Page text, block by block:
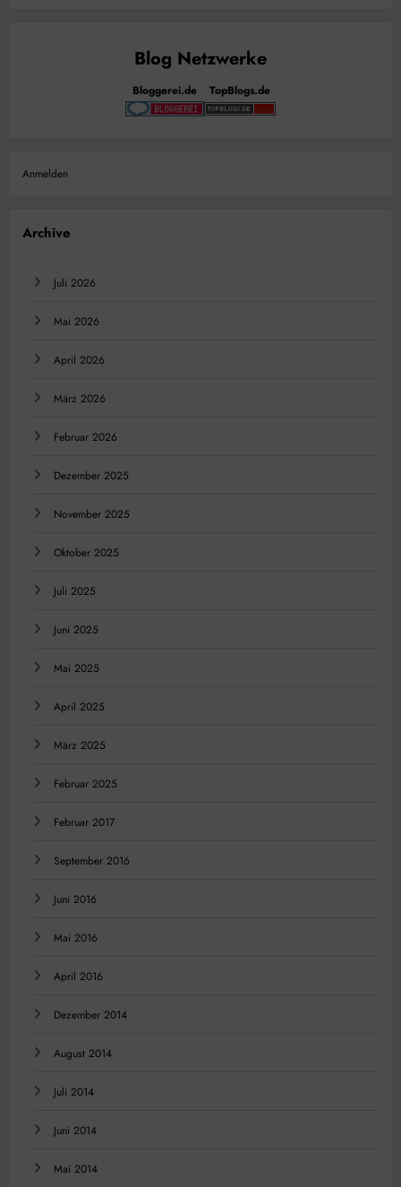
Bloggerei.de TopBlogs.de
Anmelden
Archive
Juli 2026
Mai 2026
April 2026
März 2026
Februar 2026
Dezember 2025
November 2025
Oktober 2025
Juli 2025
Juni 2025
Mai 2025
April 2025
März 2025
Februar 2025
Februar 2017
September 2016
Juni 2016
Mai 2016
April 2016
Dezember 2014
August 2014
Juli 2014
Juni 2014
Mai 2014